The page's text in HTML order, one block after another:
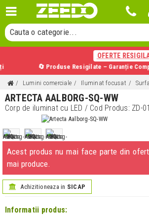
Cauta un produs...
Cauta o categorie...
Cauta un producator...
Cauta un produs...
OFERTE
🔄 Produse Resigilate – Garanție
Lumini comerciale Iluminat focusat
ARTECTA AALBORG-SQ-WW
Corp de iluminat cu LED / Cod Produs: ZD-
Acest produs nu mai face parte din
mai produce.
Achizitioneaza in SICAP
Informatii produs: